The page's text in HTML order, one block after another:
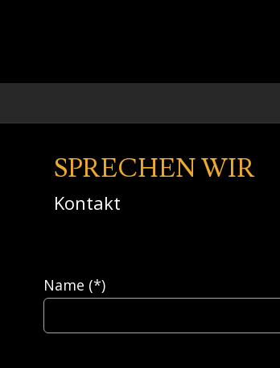
SPRECHEN WIR
Kontakt
Name (*)